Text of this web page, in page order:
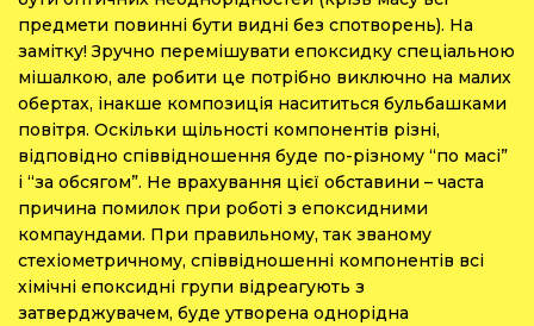
предмети повинні бути видні без спотворень). На
замітку! Зручно перемішувати епоксидку спеціальною
мішалкою, але робити це потрібно виключно на малих
обертах, інакше композиція насититься бульбашками
повітря. Оскільки щільності компонентів різні,
відповідно співвідношення буде по-різному “по масі”
і “за обсягом”. Не врахування цієї обставини – часта
причина помилок при роботі з епоксидними
компаундами. При правильному, так званому
стехіометричному, співвідношенні компонентів всі
хімічні епоксидні групи відреагують з
затверджувачем, буде утворена однорідна